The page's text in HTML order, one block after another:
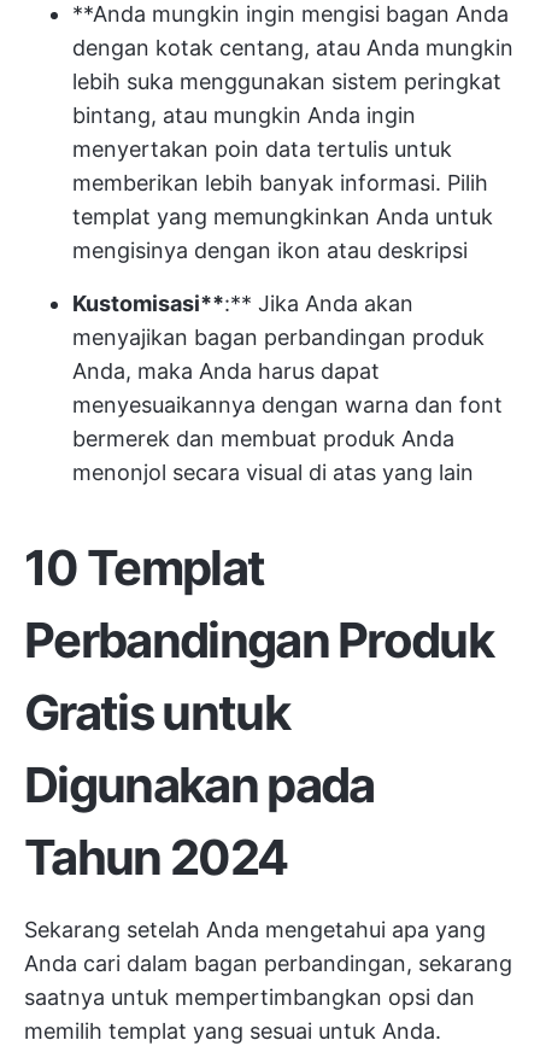
**Anda mungkin ingin mengisi bagan Anda
dengan kotak centang, atau Anda mungkin
lebih suka menggunakan sistem peringkat
bintang, atau mungkin Anda ingin
menyertakan poin data tertulis untuk
memberikan lebih banyak informasi. Pilih
templat yang memungkinkan Anda untuk
mengisinya dengan ikon atau deskripsi
Kustomisasi**:** Jika Anda akan
menyajikan bagan perbandingan produk
Anda, maka Anda harus dapat
menyesuaikannya dengan warna dan font
bermerek dan membuat produk Anda
menonjol secara visual di atas yang lain
10 Templat
Perbandingan Produk
Gratis untuk
Digunakan pada
Tahun 2024
Sekarang setelah Anda mengetahui apa yang
Anda cari dalam bagan perbandingan, sekarang
saatnya untuk mempertimbangkan opsi dan
memilih templat yang sesuai untuk Anda.